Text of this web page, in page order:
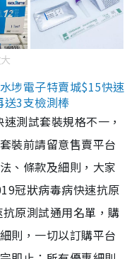
埗電子特賣城$15快速
送3支檢測棒
測試套裝規格不一，
裝前請留意售賣平台
、條款及細則，大家
冠狀病毒病快速抗原
原測試通用名單，購
則，一切以訂購平台